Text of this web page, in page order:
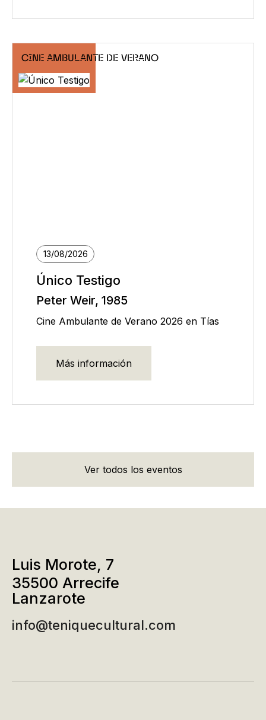
CINE AMBULANTE DE VERANO
13/08/2026
Único Testigo
Peter Weir, 1985
Cine Ambulante de Verano 2026 en Tías
Más información
Ver todos los eventos
Luis Morote, 7
35500 Arrecife
Lanzarote
info@teniquecultural.com